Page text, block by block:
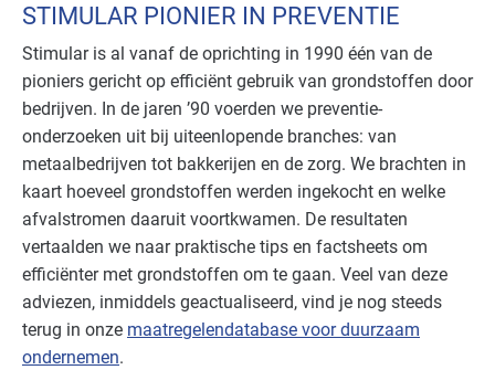
STIMULAR PIONIER IN PREVENTIE
Stimular is al vanaf de oprichting in 1990 één van de
pioniers gericht op efficiënt gebruik van grondstoffen door
bedrijven. In de jaren ’90 voerden we preventie-
onderzoeken uit bij uiteenlopende branches: van
metaalbedrijven tot bakkerijen en de zorg. We brachten in
kaart hoeveel grondstoffen werden ingekocht en welke
afvalstromen daaruit voortkwamen. De resultaten
vertaalden we naar praktische tips en factsheets om
efficiënter met grondstoffen om te gaan. Veel van deze
adviezen, inmiddels geactualiseerd, vind je nog steeds
terug in onze maatregelendatabase voor duurzaam
ondernemen.